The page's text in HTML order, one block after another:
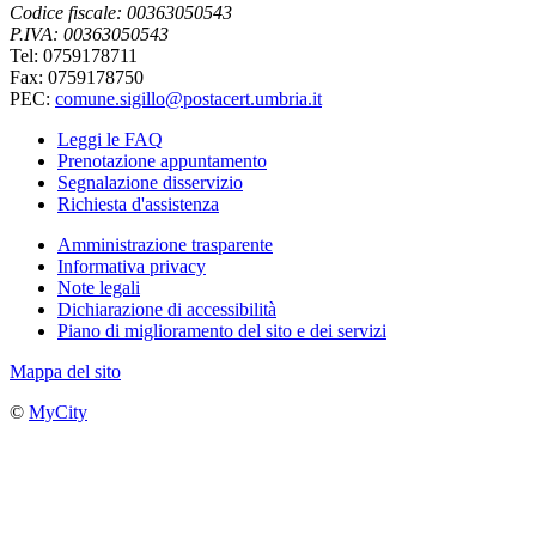
Codice fiscale: 00363050543
P.IVA: 00363050543
Tel: 0759178711
Fax: 0759178750
PEC: comune.sigillo@postacert.umbria.it
Leggi le FAQ
Prenotazione appuntamento
Segnalazione disservizio
Richiesta d'assistenza
Amministrazione trasparente
Informativa privacy
Note legali
Dichiarazione di accessibilità
Piano di miglioramento del sito e dei servizi
Mappa del sito
© MyCity